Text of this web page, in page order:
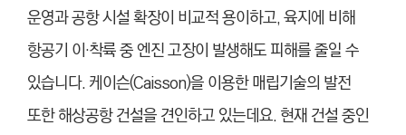
운영과 공항 시설 확장이 비교적 용이하고, 육지에 비해
항공기 이·착륙 중 엔진 고장이 발생해도 피해를 줄일 수
있습니다. 케이슨(Caisson)을 이용한 매립기술의 발전
또한 해상공항 건설을 견인하고 있는데요. 현재 건설 중인